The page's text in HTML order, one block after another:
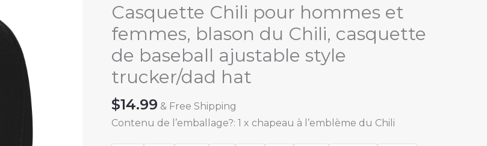
Casquette Chili pour hommes et
femmes, blason du Chili, casquette
de baseball ajustable style
trucker/dad hat
$14.99 & Free Shipping
Contenu de l’emballage?: 1 x chapeau à l’emblème du Chili